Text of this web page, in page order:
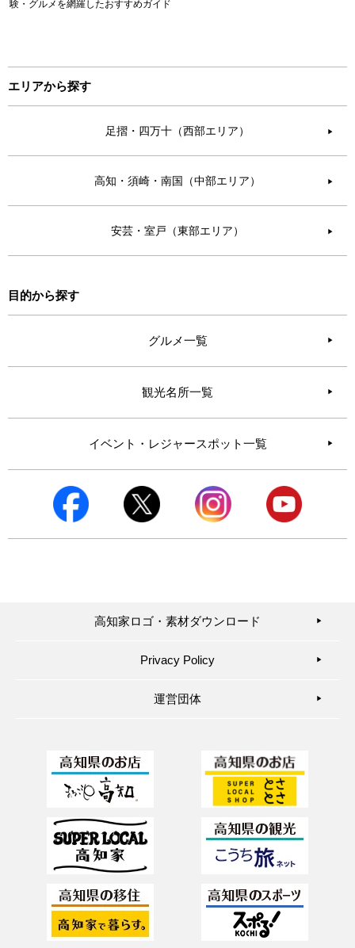
験・グルメを網羅したおすすめガイド
エリアから探す
足摺・四万十（西部エリア） ▶︎
高知・須崎・南国（中部エリア） ▶︎
安芸・室戸（東部エリア） ▶︎
目的から探す
グルメ一覧
観光名所一覧
イベント・レジャースポット一覧
高知家ロゴ・素材ダウンロード ▶︎
Privacy Policy ▶︎
運営団体 ▶︎